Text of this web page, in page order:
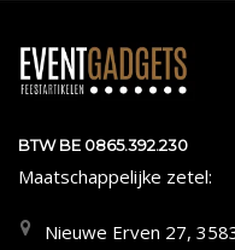
BTW BE 0865.392.230
Maatschappelijke zetel:
Nieuwe Erven 27,